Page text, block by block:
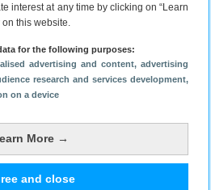
interest at any time by clicking on “Learn
on this website.
for the following purposes:
advertising and content, advertising
research and services development,
on a device
More →
and close
reacties